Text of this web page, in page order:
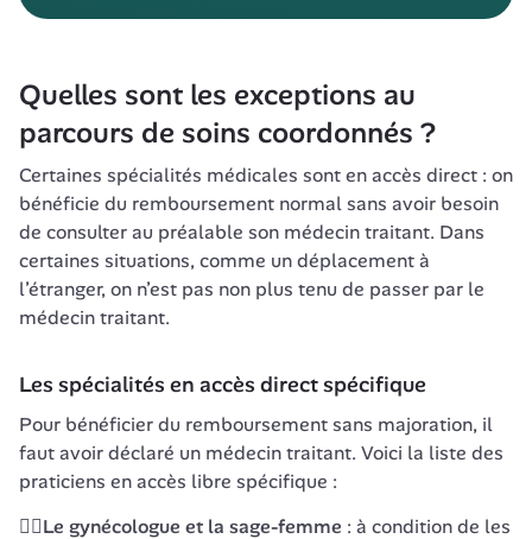
Quelles sont les exceptions au
parcours de soins coordonnés ?
Certaines spécialités médicales sont en accès direct : on
bénéficie du remboursement normal sans avoir besoin
de consulter au préalable son médecin traitant. Dans
certaines situations, comme un déplacement à
l’étranger, on n’est pas non plus tenu de passer par le
médecin traitant.
Les spécialités en accès direct spécifique
Pour bénéficier du remboursement sans majoration, il
faut avoir déclaré un médecin traitant. Voici la liste des
praticiens en accès libre spécifique :
👩‍⚕️Le gynécologue et la sage-femme : à condition de les